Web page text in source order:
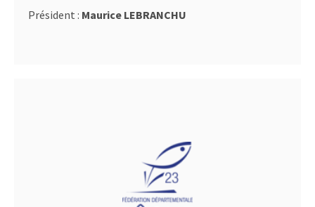
Président : Maurice LEBRANCHU